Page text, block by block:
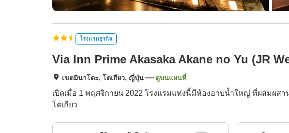
โรงแรมธุรกิจ
Via Inn Prime Akasaka Akane no Yu (JR
เขตมินาโตะ, โตเกียว, ญี่ปุ่น ดูบนแผนที่
เปิดเมื่อ 1 พฤศจิกายน 2022 โรงแรมแห่งนี้มีห้องอาบน้ำใหญ่ ที่ผสมผ
โตเกียว